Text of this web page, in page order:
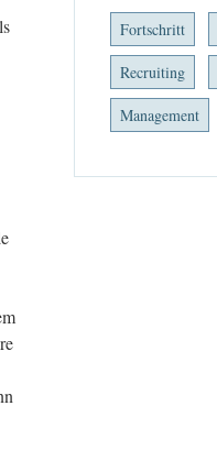
Fortschritt
Recruiting
Management